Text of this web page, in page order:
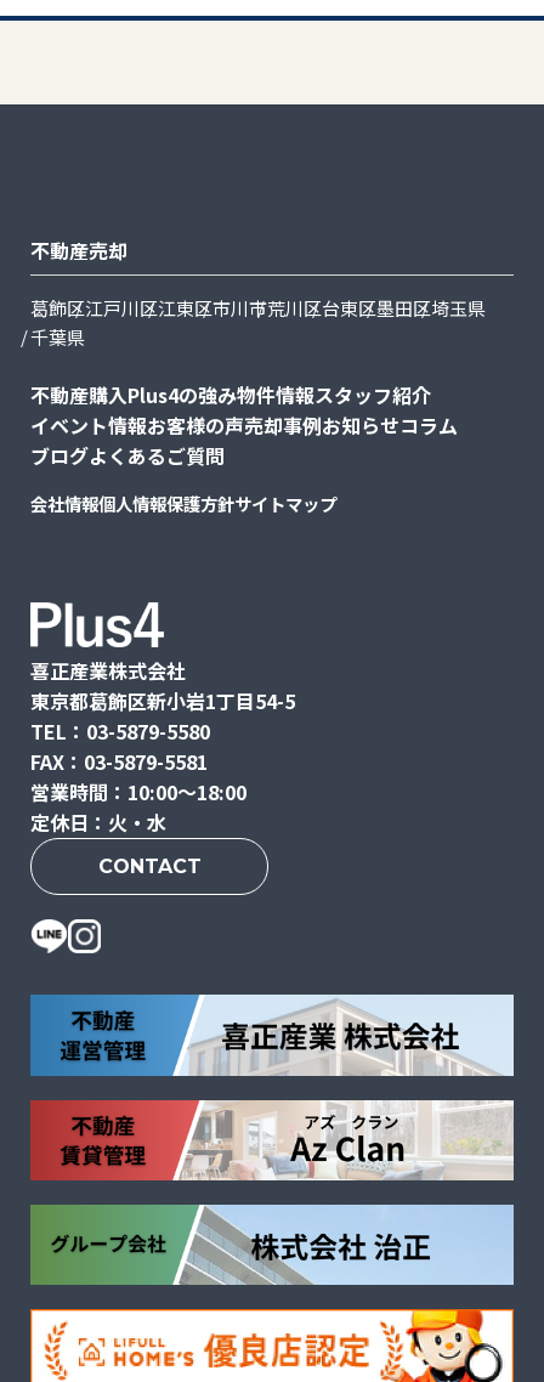
不動産売却
葛飾区江戸川区江東区市川市荒川区台東区墨田区埼玉県
千葉県
不動産購入Plus4の強み物件情報スタッフ紹介
イベント情報お客様の声売却事例お知らせコラム
ブログよくあるご質問
会社情報個人情報保護方針サイトマップ
喜正産業株式会社
東京都葛飾区新小岩1丁目54-5
TEL：03-5879-5580
FAX：03-5879-5581
営業時間：10:00〜18:00
定休日：火・水
CONTACT